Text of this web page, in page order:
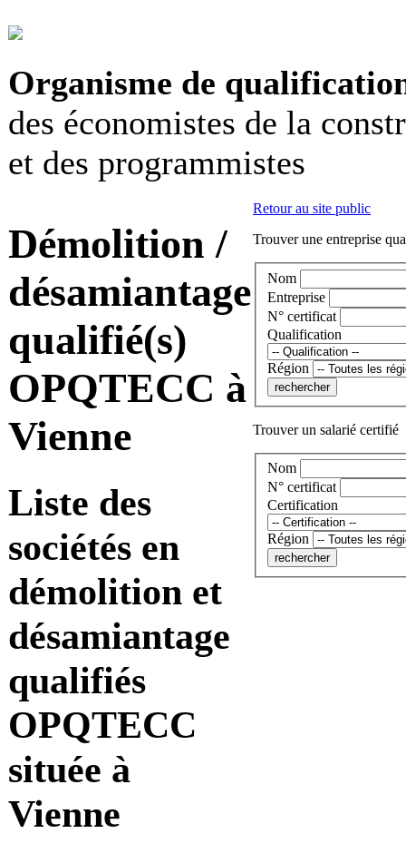
Organisme de
des économistes de la
et des programmistes
Démolition /
désamiantage
qualifié(s)
OPQTECC à
Vienne
Liste des
sociétés en
démolition et
désamiantage
qualifiés
OPQTECC
située à
Vienne
Retour au site public
Trouver une entreprise
Nom
Entreprise
N° certificat
Qualification
Région
Trouver un salarié certifié
Nom
N° certificat
Certification
Région